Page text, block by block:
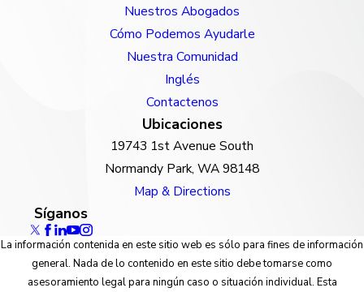
Nuestros Abogados
Cómo Podemos Ayudarle
Nuestra Comunidad
Inglés
Contactenos
Ubicaciones
19743 1st Avenue South
Normandy Park, WA 98148
Map & Directions
Síganos
La información contenida en este sitio web es sólo para fines de información
general. Nada de lo contenido en este sitio debe tomarse como
asesoramiento legal para ningún caso o situación individual. Esta